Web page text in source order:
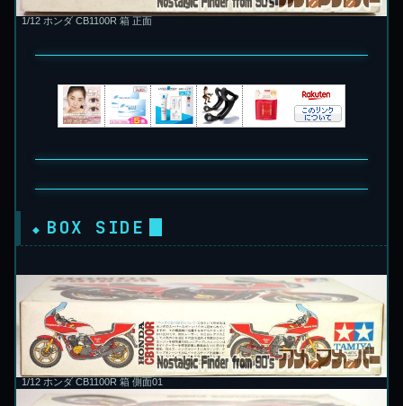
1/12 ホンダ CB1100R 箱 正面
BOX SIDE
1/12 ホンダ CB1100R 箱 側面01